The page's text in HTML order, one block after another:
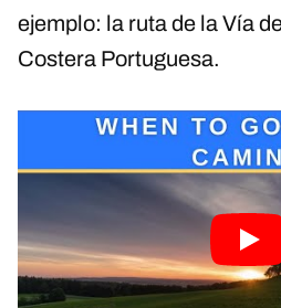
ejemplo: la ruta de la Vía
Costera Portuguesa.